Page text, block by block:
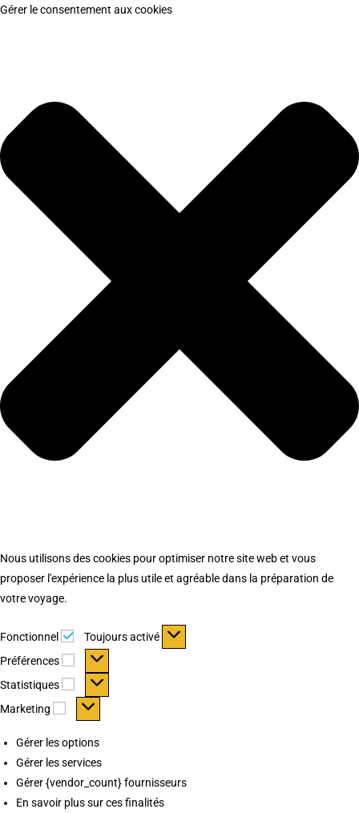
Gérer le consentement aux cookies
Nous utilisons des cookies pour optimiser notre site web et vous
proposer l'expérience la plus utile et agréable dans la préparation de
votre voyage.
Fonctionnel Fonctionnel
Toujours activé
Préférences
Préférences
Statistiques Statistiques
Marketing Marketing
Gérer les options
Gérer les services
Gérer {vendor_count} fournisseurs
En savoir plus sur ces finalités